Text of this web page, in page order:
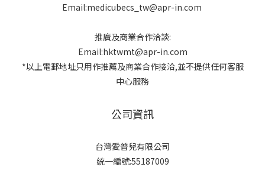
Email:medicubecs_tw@apr-in.com
推廣及商業合作洽談:
Email:hktwmt@apr-in.com
*以上電郵地址只用作推薦及商業合作接洽,並不提供任何客服
中心服務
公司資訊
台灣愛普兒有限公司
統一編號:55187009